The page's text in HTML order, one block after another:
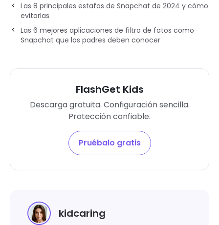
Las 8 principales estafas de Snapchat de 2024 y cómo
evitarlas
Las 6 mejores aplicaciones de filtro de fotos como
Snapchat que los padres deben conocer
FlashGet Kids
Descarga gratuita. Configuración sencilla.
Protección confiable.
Pruébalo gratis
kidcaring